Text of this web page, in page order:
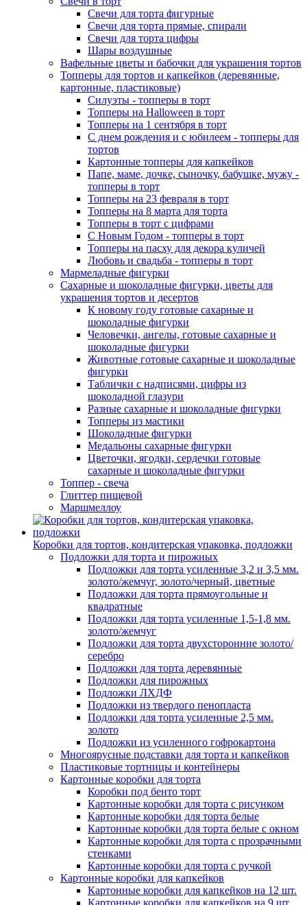
Свечи для торта фигурные
Свечи для торта прямые, спирали
Свечи для торта цифры
Шары воздушные
Вафельные цветы и бабочки для украшения тортов
Топперы для тортов и капкейков (деревянные,
картонные, пластиковые)
Силуэты - топперы в торт
Топперы на Halloween в торт
Топперы на 1 сентября в торт
С днем рождения и с юбилеем - топперы для
тортов
Картонные топперы для капкейков
Папе, маме, дочке, сыночку, бабушке, мужу -
топперы в торт
Топперы на 23 февраля в торт
Топперы на 8 марта для торта
Топперы в торт с цифрами
С Новым Годом - топперы в торт
Топперы на пасху для декора куличей
Любовь и свадьба - топперы в торт
Мармеладные фигурки
Сахарные и шоколадные фигурки, цветы для
украшения тортов и десертов
К новому году готовые сахарные и
шоколадные фигурки
Человечки, ангелы, готовые сахарные и
шоколадные фигурки
Животные готовые сахарные и шоколадные
фигурки
Таблички с надписями, цифры из
шоколадной глазури
Разные сахарные и шоколадные фигурки
Топперы из мастики
Шоколадные фигурки
Медальоны сахарные фигурки
Цветочки, ягодки, сердечки готовые
сахарные и шоколадные фигурки
Топпер - свеча
Глиттер пищевой
Маршмеллоу
Коробки для тортов, кондитерская упаковка, подложки
Подложки для торта и пирожных
Подложки для торта усиленные 3,2 и 3,5 мм.
золото/жемчуг, золото/черный, цветные
Подложки для торта прямоугольные и
квадратные
Подложки для торта усиленные 1,5-1,8 мм.
золото/жемчуг
Подложки для торта двухсторонние золото/
серебро
Подложки для торта деревянные
Подложки для пирожных
Подложки ЛХДФ
Подложки из твердого пенопласта
Подложки для торта усиленные 2,5 мм.
золото
Подложки из усиленного гофрокартона
Многоярусные подставки для торта и капкейков
Пластиковые тортницы и контейнеры
Картонные коробки для торта
Коробки под бенто торт
Картонные коробки для торта с рисунком
Картонные коробки для торта белые
Картонные коробки для торта белые с окном
Картонные коробки для торта с прозрачными
стенками
Картонные коробки для торта с ручкой
Картонные коробки для капкейков
Картонные коробки для капкейков на 12 шт.
Картонные коробки для капкейков на 9 шт.